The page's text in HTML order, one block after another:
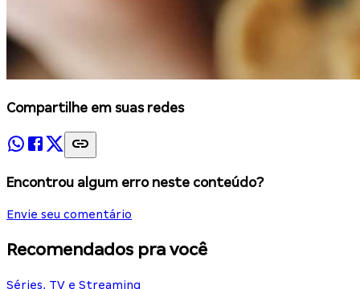
Compartilhe em suas redes
Encontrou algum erro neste conteúdo?
Envie seu comentário
Recomendados pra você
Séries, TV e Streaming